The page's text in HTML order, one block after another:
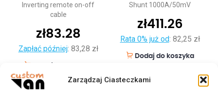
Zarządzaj Ciasteczkami
Inverting remote on-off
cable
zł83.28
Zapłać później: 83,28 zł
Shunt 1000A/50mV
zł411.26
Rata 0% już od: 82,25 zł
Dodaj do koszyka